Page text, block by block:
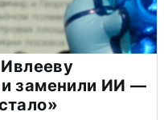
заменили ИИ —